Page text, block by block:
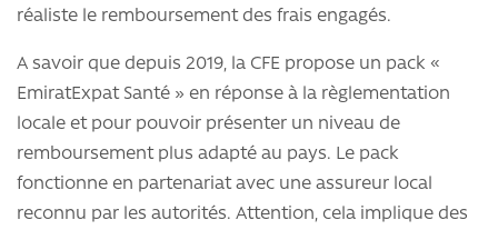
réaliste le remboursement des frais engagés.
A savoir que depuis 2019, la CFE propose un pack «
EmiratExpat Santé » en réponse à la règlementation
locale et pour pouvoir présenter un niveau de
remboursement plus adapté au pays. Le pack
fonctionne en partenariat avec une assureur local
reconnu par les autorités. Attention, cela implique des